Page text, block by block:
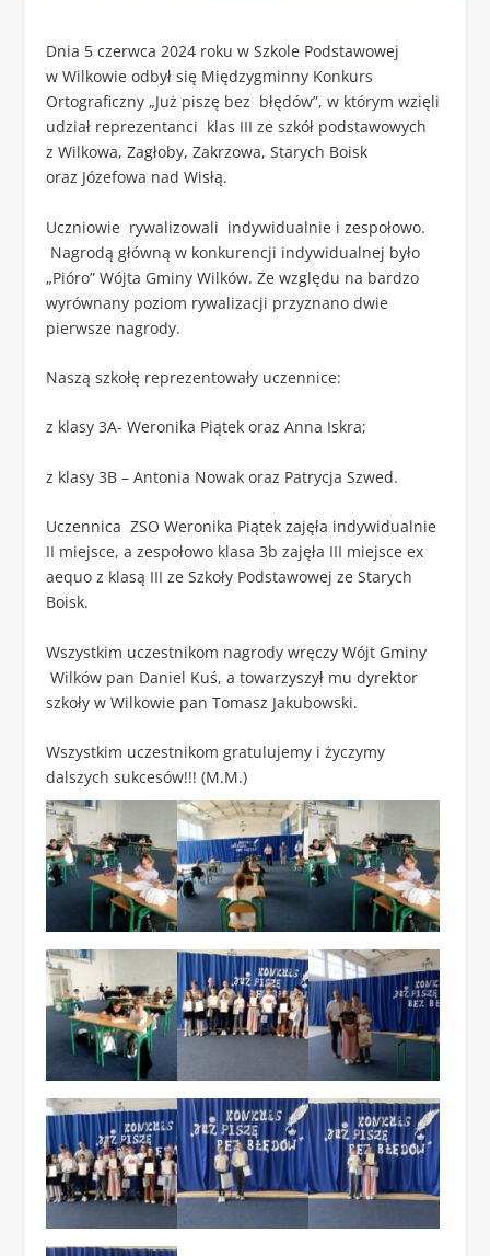
Dnia 5 czerwca 2024 roku w Szkole Podstawowej
w Wilkowie odbył się Międzygminny Konkurs
Ortograficzny „Już piszę bez błędów”, w którym wzięli
udział reprezentanci klas III ze szkół podstawowych
z Wilkowa, Zagłoby, Zakrzowa, Starych Boisk
oraz Józefowa nad Wisłą.
Uczniowie rywalizowali indywidualnie i zespołowo.
Nagrodą główną w konkurencji indywidualnej było
„Pióro” Wójta Gminy Wilków. Ze względu na bardzo
wyrównany poziom rywalizacji przyznano dwie
pierwsze nagrody.
Naszą szkołę reprezentowały uczennice:
z klasy 3A- Weronika Piątek oraz Anna Iskra;
z klasy 3B – Antonia Nowak oraz Patrycja Szwed.
Uczennica ZSO Weronika Piątek zajęła indywidualnie
II miejsce, a zespołowo klasa 3b zajęła III miejsce ex
aequo z klasą III ze Szkoły Podstawowej ze Starych
Boisk.
Wszystkim uczestnikom nagrody wręczy Wójt Gminy
Wilków pan Daniel Kuś, a towarzyszył mu dyrektor
szkoły w Wilkowie pan Tomasz Jakubowski.
Wszystkim uczestnikom gratulujemy i życzymy
dalszych sukcesów!!! (M.M.)